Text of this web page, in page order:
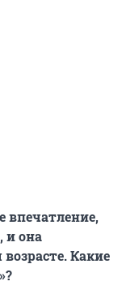
впечатление,
и она
Какие